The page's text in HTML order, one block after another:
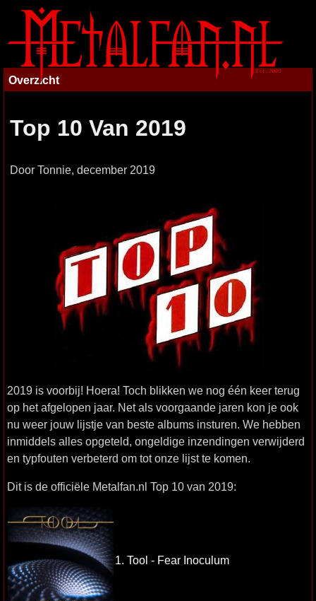
Overzicht
Top 10 Van 2019
Door Tonnie, december 2019
2019 is voorbij! Hoera! Toch blikken we nog één keer terug
op het afgelopen jaar. Net als voorgaande jaren kon je ook
nu weer jouw lijstje van beste albums insturen. We hebben
inmiddels alles opgeteld, ongeldige inzendingen verwijderd
en typfouten verbeterd om tot onze lijst te komen.
Dit is de officiële Metalfan.nl Top 10 van 2019:
1. Tool - Fear Inoculum